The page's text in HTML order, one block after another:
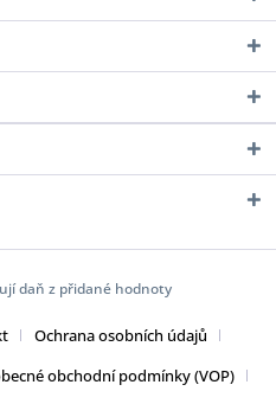
daň z přidané hodnoty
Ochrana osobních údajů
obchodní podmínky (VOP)